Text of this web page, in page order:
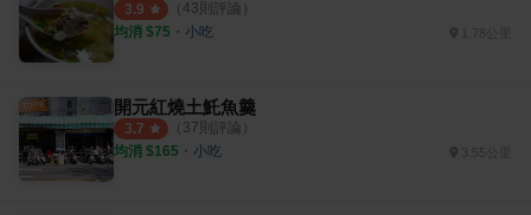
3.9 （ 43則評論）
均消 $75 ・ 小吃
開元紅燒土魠魚羹
3.7 （ 37則評論）
均消 $165 ・ 小吃 3.55公里